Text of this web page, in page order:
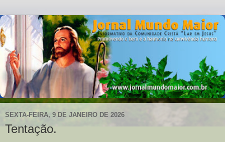
SEXTA-FEIRA, 9 DE JANEIRO DE 2026
Tentação.